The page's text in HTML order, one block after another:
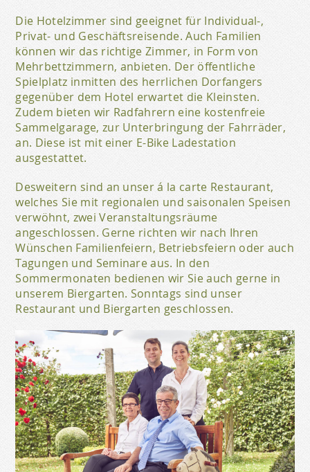
Die Hotelzimmer sind geeignet für Individual-,
Privat- und Geschäftsreisende. Auch Familien
können wir das richtige Zimmer, in Form von
Mehrbettzimmern, anbieten. Der öffentliche
Spielplatz inmitten des herrlichen Dorfangers
gegenüber dem Hotel erwartet die Kleinsten.
Zudem bieten wir Radfahrern eine kostenfreie
Sammelgarage, zur Unterbringung der Fahrräder,
an. Diese ist mit einer E-Bike Ladestation
ausgestattet.
Desweitern sind an unser á la carte Restaurant,
welches Sie mit regionalen und saisonalen Speisen
verwöhnt, zwei Veranstaltungsräume
angeschlossen. Gerne richten wir nach Ihren
Wünschen Familienfeiern, Betriebsfeiern oder auch
Tagungen und Seminare aus. In den
Sommermonaten bedienen wir Sie auch gerne in
unserem Biergarten. Sonntags sind unser
Restaurant und Biergarten geschlossen.